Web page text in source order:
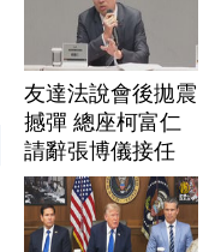
友達法說會後拋震
撼彈 總座柯富仁
請辭張博儀接任